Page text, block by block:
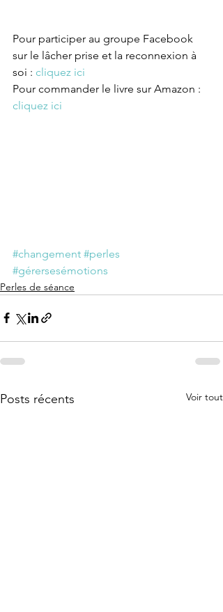
Pour participer au groupe Facebook
sur le lâcher prise et la reconnexion à
soi : cliquez ici
Pour commander le livre sur Amazon :
cliquez ici
#changement #perles
#gérersesémotions
Perles de séance
Posts récents Voir tout